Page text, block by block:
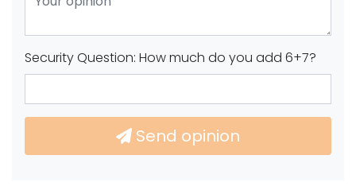
Security Question: How much do you add 6+7?
Send opinion